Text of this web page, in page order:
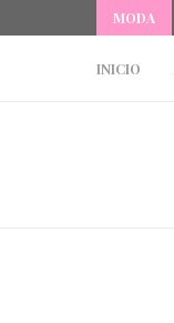
MODA
INICIO